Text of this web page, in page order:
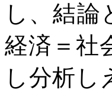
し、結論
経済＝社
し分析し